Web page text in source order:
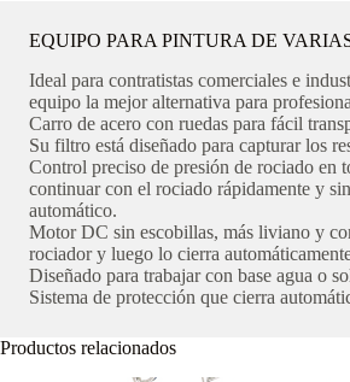
EQUIPO PARA PINTURA DE
Ideal para contratistas comerciales e
equipo la mejor alternativa para
Carro de acero con ruedas para fácil
Su filtro está diseñado para capturar los
Control preciso de presión de rociado en
continuar con el rociado rápidamente y
automático.
Motor DC sin escobillas, más liviano y
rociador y luego lo cierra
Diseñado para trabajar con base agua o
Sistema de protección que cierra
Productos relacionados